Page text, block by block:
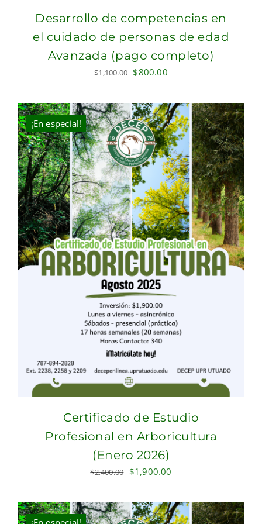
Desarrollo de competencias en
el cuidado de personas de edad
Avanzada (pago completo)
$1,100.00 Original
was:
$1,100.00.
$800.00Current
is:
$800.00.
¡En especial!
Certificado de Estudio
Profesional en Arboricultura
(Enero 2026)
$2,400.00 Original
was:
$2,400.00.
$1,900.00
is:
$1,900.00.